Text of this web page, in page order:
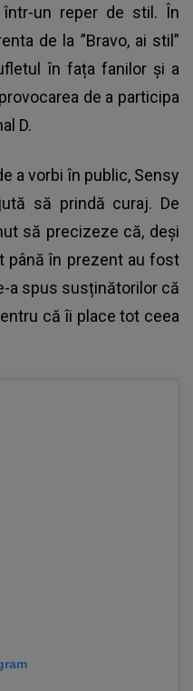
un reper de stil. În
de la ”Bravo, ai stil”
în fața fanilor și a
de a participa
D.
a vorbi în public, Sensy
să prindă curaj. De
să precizeze că, deși
până în prezent au fost
a spus susținătorilor că
că îi place tot ceea